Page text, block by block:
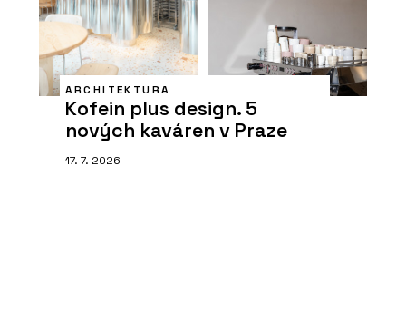
ARCHITEKTURA
Kofein plus design. 5
nových kaváren v Praze
17. 7. 2026